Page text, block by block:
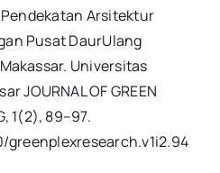
Arsitektur
Pusat DaurUlang
Universitas
JOURNAL OF GREEN
1(2), 89–97.
greenplexresearch.v1i2.94